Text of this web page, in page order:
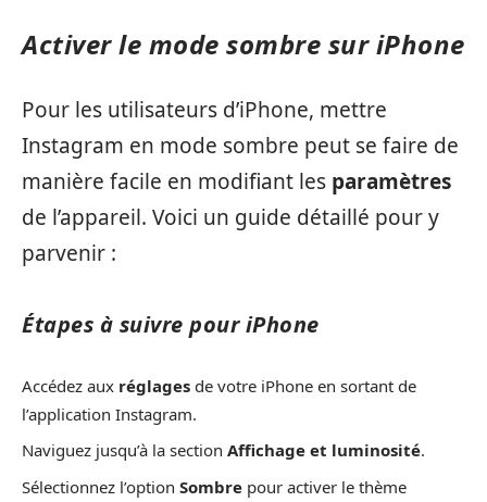
Activer le mode sombre sur iPhone
Pour les utilisateurs d’iPhone, mettre
Instagram en mode sombre peut se faire de
manière facile en modifiant les paramètres
de l’appareil. Voici un guide détaillé pour y
parvenir :
Étapes à suivre pour iPhone
Accédez aux réglages de votre iPhone en sortant de
l’application Instagram.
Naviguez jusqu’à la section Affichage et luminosité.
Sélectionnez l’option Sombre pour activer le thème